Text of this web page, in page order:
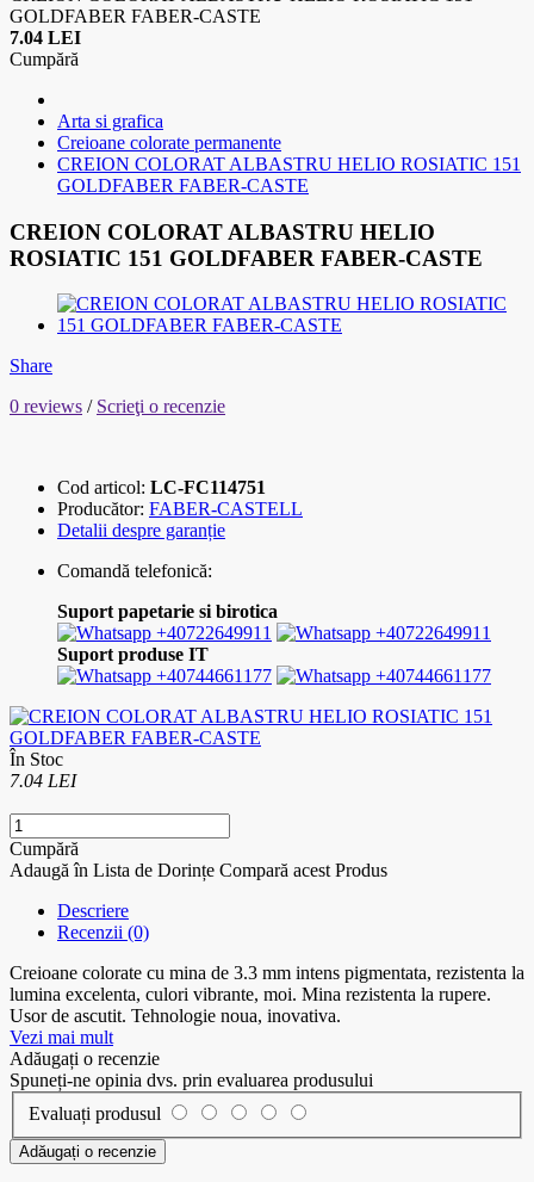
GOLDFABER FABER-CASTE
7.04 LEI
Cumpără
Arta si grafica
Creioane colorate permanente
CREION COLORAT ALBASTRU HELIO ROSIATIC 151
GOLDFABER FABER-CASTE
CREION COLORAT ALBASTRU HELIO
ROSIATIC 151 GOLDFABER FABER-CASTE
Share
0 reviews / Scrieţi o recenzie
Cod articol: LC-FC114751
Producător: FABER-CASTELL
Detalii despre garanție
Comandă telefonică:
Suport papetarie si birotica
+40722649911
+40722649911
Suport produse IT
+40744661177
+40744661177
În Stoc
7.04 LEI
Cumpără
Adaugă în Lista de Dorințe Compară acest Produs
Descriere
Recenzii (0)
Creioane colorate cu mina de 3.3 mm intens pigmentata, rezistenta la
lumina excelenta, culori vibrante, moi. Mina rezistenta la rupere.
Usor de ascutit. Tehnologie noua, inovativa.
Vezi mai mult
Adăugați o recenzie
Spuneți-ne opinia dvs. prin evaluarea produsului
Evaluați produsul
Adăugați o recenzie